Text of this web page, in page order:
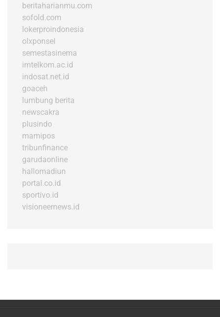
beritaharianmu.com
sofold.com
lokerproindonesia
olxponsel
semestasinema
imtelkom.ac.id
indosat.net.id
goaceh
lumbung berita
newscakra
plusindo
mamipos
tribunfinance
garudaonline
hallomadiun
portal.co.id
sportivo.id
visioneernews.id